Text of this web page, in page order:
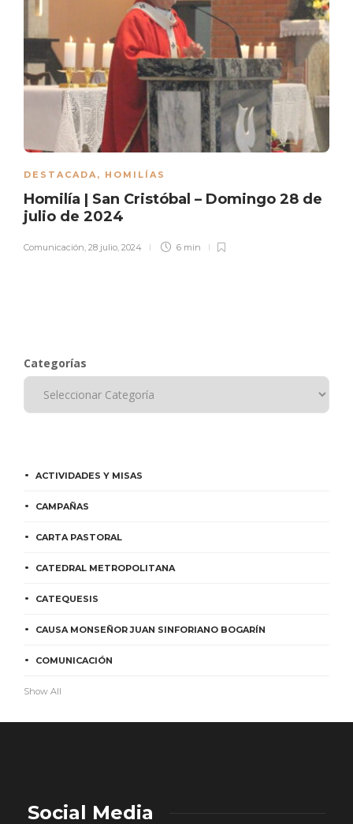
DESTACADA, HOMILÍAS
Homilía | San Cristóbal – Domingo 28 de
julio de 2024
Comunicación, 28 julio, 2024 6 min
Categorías
ACTIVIDADES Y MISAS
CAMPAÑAS
CARTA PASTORAL
CATEDRAL METROPOLITANA
CATEQUESIS
CAUSA MONSEÑOR JUAN SINFORIANO BOGARÍN
COMUNICACIÓN
Show All
Social Media